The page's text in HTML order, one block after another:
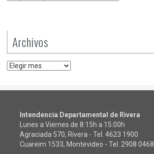
Archivos
Archivos
Intendencia Departamental de Rivera
Lunes a Viernes de 8:15h a 15:00h
Agraciada 570, Rivera - Tel. 4623 1900
Cuareim 1533, Montevideo - Tel. 2908 0468